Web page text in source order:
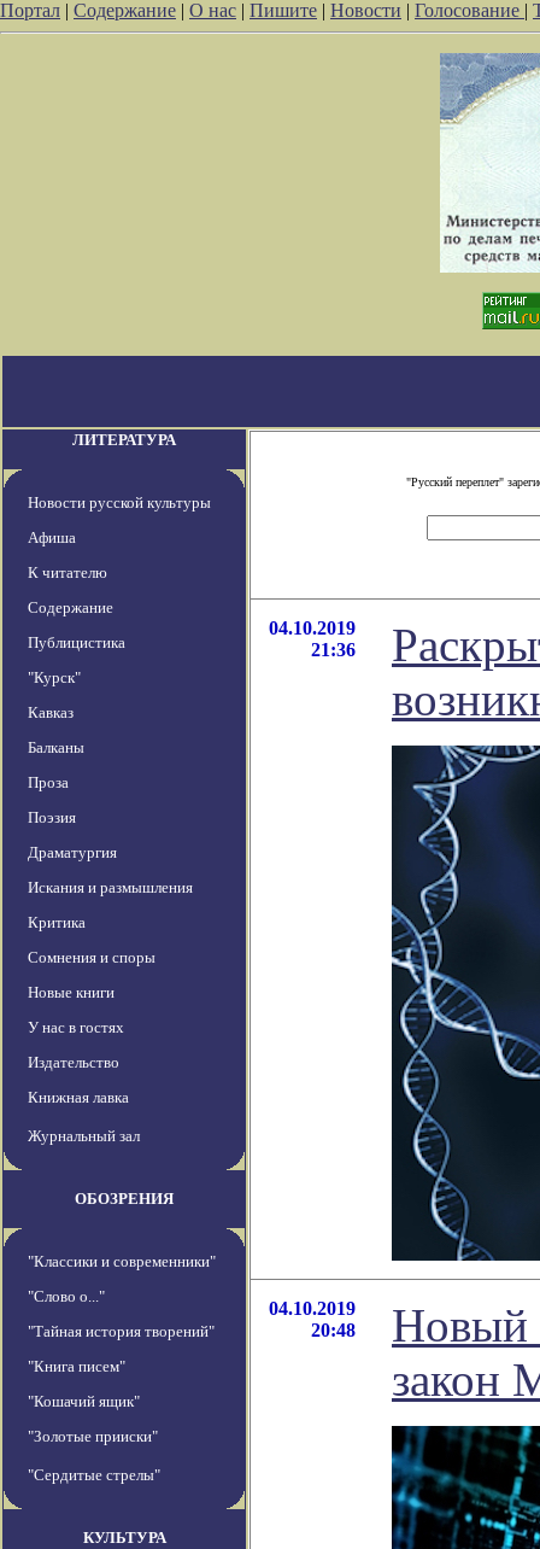
Портал | Содержание | О нас | Пишите | Новости | Голосование |
ЛИТЕРАТУРА
Новости русской культуры
Афиша
К читателю
Содержание
Публицистика
"Курск"
Кавказ
Балканы
Проза
Поэзия
Драматургия
Искания и размышления
Критика
Сомнения и споры
Новые книги
У нас в гостях
Издательство
Книжная лавка
Журнальный зал
ОБОЗРЕНИЯ
"Классики и современники"
"Слово о..."
"Тайная история творений"
"Книга писем"
"Кошачий ящик"
"Золотые прииски"
"Сердитые стрелы"
КУЛЬТУРА
"Русский переплет"
04.10.2019
21:36
04.10.2019
20:48
Новый
закон